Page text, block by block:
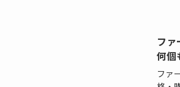
フ
何個
ファ